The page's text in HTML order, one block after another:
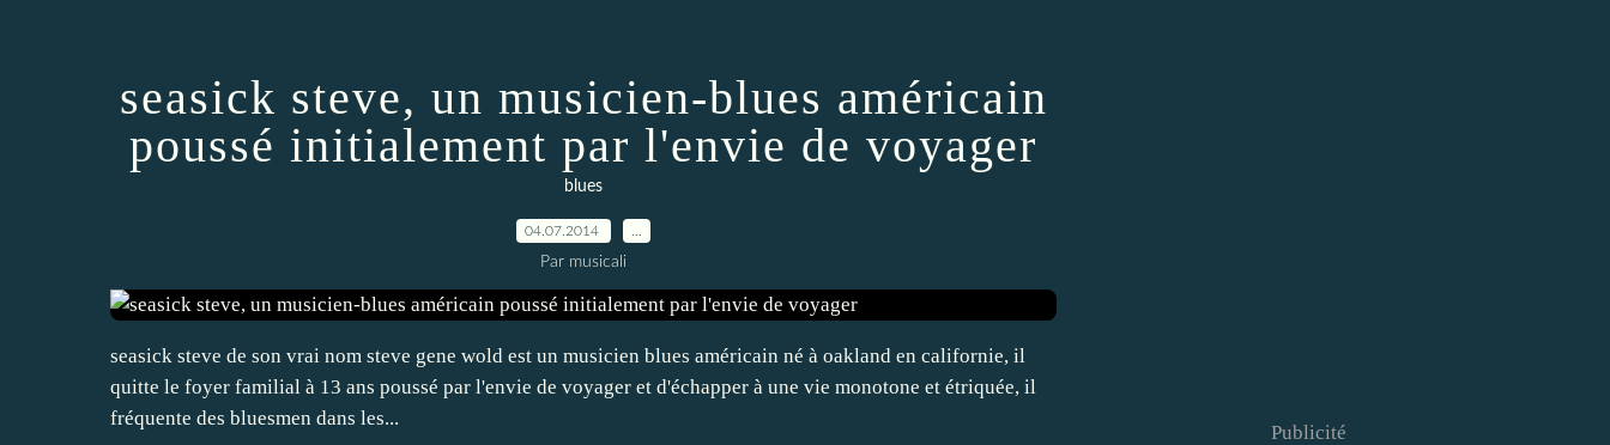
seasick steve, un musicien-blues américain
poussé initialement par l'envie de voyager
blues
04.07.2014
Par musicali
seasick steve de son vrai nom steve gene wold est un musicien blues américain né à oakland en californie, il
quitte le foyer familial à 13 ans poussé par l'envie de voyager et d'échapper à une vie monotone et étriquée, il
fréquente des bluesmen dans les...
Publicité